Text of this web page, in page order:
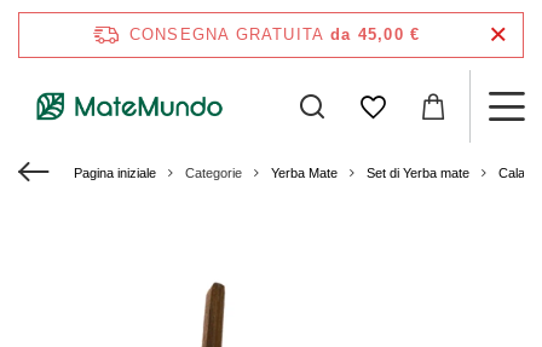
CONSEGNA GRATUITA da 45,00 €
Pagina iniziale Categorie Yerba Mate Set di Yerba mate